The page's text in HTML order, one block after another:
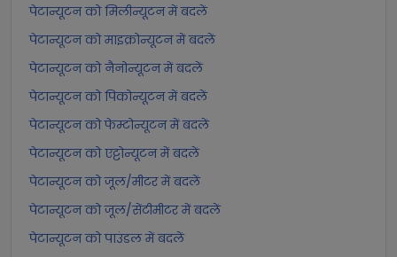
पेटान्यूटन को मिलीन्यूटन में बदलें
पेटान्यूटन को माइक्रोन्यूटन में बदलें
पेटान्यूटन को नैनोन्यूटन में बदलें
पेटान्यूटन को पिकोन्यूटन में बदलें
पेटान्यूटन को फेम्टोन्यूटन में बदलें
पेटान्यूटन को एट्टोन्यूटन में बदलें
पेटान्यूटन को जूल/मीटर में बदलें
पेटान्यूटन को जूल/सेंटीमीटर में बदलें
पेटान्यूटन को पाउंडल में बदलें